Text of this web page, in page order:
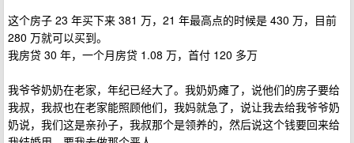
这个房子 23 年买下来 381 万，21 年最高点的时候是 430 万，目前
280 万就可以买到。
我房贷 30 年，一个月房贷 1.08 万，首付 120 多万
我爷爷奶奶在老家，年纪已经大了。我奶奶瘫了，说他们的房子要给
我叔，我叔也在老家能照顾他们，我妈就急了，说让我去给我爷爷奶
奶说，我们这是亲孙子，我叔那个是领养的，然后说这个钱要回来给